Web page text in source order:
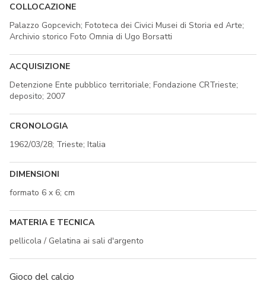
COLLOCAZIONE
Palazzo Gopcevich; Fototeca dei Civici Musei di Storia ed Arte;
Archivio storico Foto Omnia di Ugo Borsatti
ACQUISIZIONE
Detenzione Ente pubblico territoriale; Fondazione CRTrieste;
deposito; 2007
CRONOLOGIA
1962/03/28; Trieste; Italia
DIMENSIONI
formato 6 x 6; cm
MATERIA E TECNICA
pellicola / Gelatina ai sali d'argento
Gioco del calcio